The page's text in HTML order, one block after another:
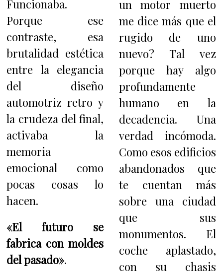
Funcionaba.
Porque ese
contraste, esa
brutalidad estética
entre la elegancia
del diseño
automotriz retro y
la crudeza del final,
activaba la
memoria
emocional como
pocas cosas lo
hacen.
«El futuro se
fabrica con moldes
del pasado».
un motor muerto
me dice más que el
rugido de uno
nuevo? Tal vez
porque hay algo
profundamente
humano en la
decadencia. Una
verdad incómoda.
Como esos edificios
abandonados que
te cuentan más
sobre una ciudad
que sus
monumentos. El
coche aplastado,
con su chasis